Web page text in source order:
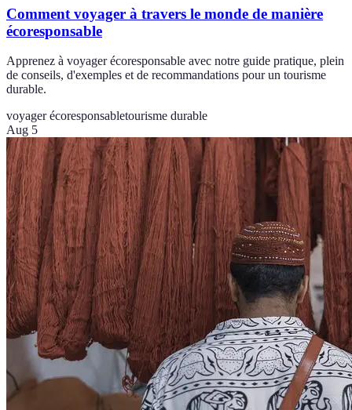
Comment voyager à travers le monde de manière
écoresponsable
Apprenez à voyager écoresponsable avec notre guide pratique, plein
de conseils, d'exemples et de recommandations pour un tourisme
durable.
voyager écoresponsabletourisme durable
Aug 5